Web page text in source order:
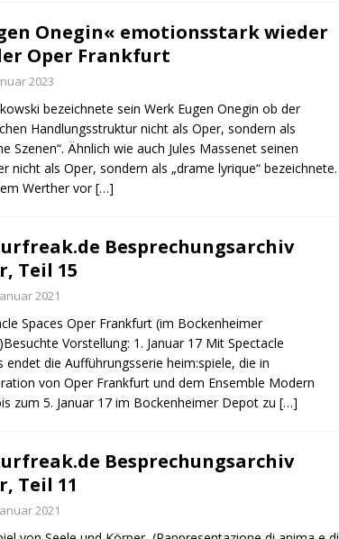
Onegin« emotionsstark wieder
Oper Frankfurt
2023
bezeichnete sein Werk Eugen Onegin ob der
Handlungsstruktur nicht als Oper, sondern als
Szenen“. Ähnlich wie auch Jules Massenet seinen
nicht als Oper, sondern als „drame lyrique“ bezeichnete.
Werther vor[…]
Besprechungsarchiv
Teil 15
2021
Spaces Oper Frankfurt (im Bockenheimer
Vorstellung: 1. Januar 17 Mit Spectacle
endet die Aufführungsserie heim:spiele, die in
von Oper Frankfurt und dem Ensemble Modern
zum 5. Januar 17 im Bockenheimer Depot zu […]
Besprechungsarchiv
Teil 11
2021